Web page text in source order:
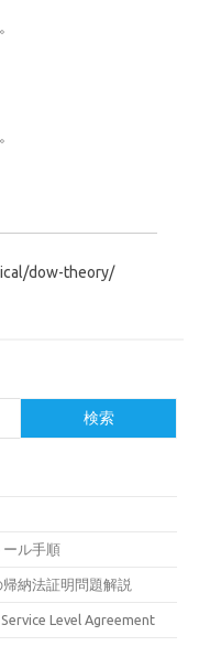
dow-theory/
検索
ル手順
納法証明問題解説
Level Agreement